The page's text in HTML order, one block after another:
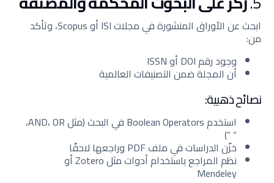
ابحث عن الأوراق المنشورة في مجلات ISI أو Scopus، وتأكد
من:
وجود رقم DOI أو ISSN
أن المجلة ضمن التصنيفات العالمية
نصائح ذهبية:
استخدم Boolean Operators في البحث (مثل AND، OR،
“ ”)
خزّن الدراسات في ملف PDF وراجعها لاحقًا
نظم المراجع باستخدام أدوات مثل Zotero أو
Mendeley